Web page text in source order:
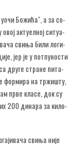
Бо­жи­ћа", а за со­
ак­ту­ел­ној си­ту­а­
сви­ња би­ли ло­ги­
јер је у пот­пу­но­сти
дру­ге стра­не пи­та­
фор­ми­ра на тр­жи­шту,
пр­ве кла­се, док су
200 ди­на­ра за ки­ло­
сви­ња ни­је